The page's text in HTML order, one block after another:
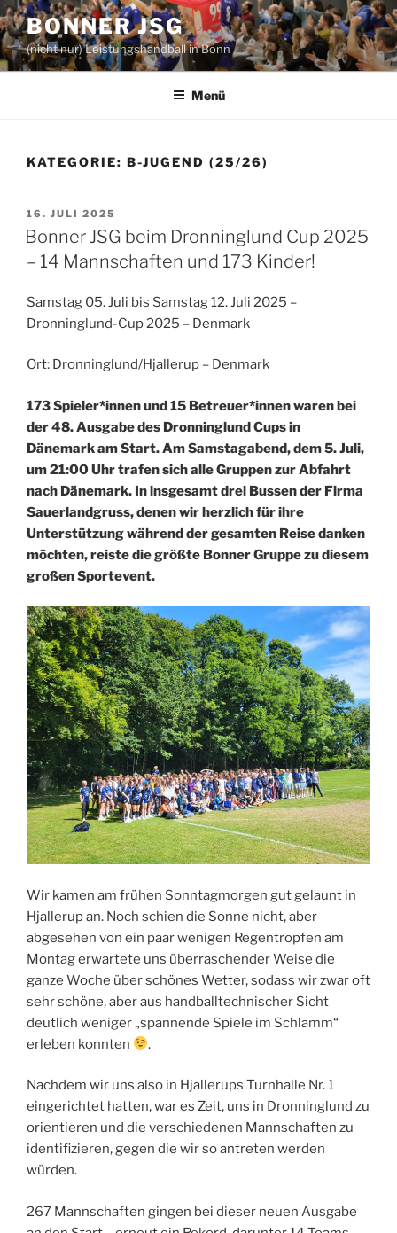
Zum
Inhalt
springen
BONNER JSG
(nicht nur) Leistungshandball in Bonn
Menü
KATEGORIE: B-JUGEND (25/26)
VERÖFFENTLICHT
AM
16. JULI 2025
Bonner JSG beim Dronninglund Cup 2025
– 14 Mannschaften und 173 Kinder!
Samstag 05. Juli bis Samstag 12. Juli 2025 –
Dronninglund-Cup 2025 – Denmark
Ort: Dronninglund/Hjallerup – Denmark
173 Spieler*innen und 15 Betreuer*innen waren bei
der 48. Ausgabe des Dronninglund Cups in
Dänemark am Start. Am Samstagabend, dem 5. Juli,
um 21:00 Uhr trafen sich alle Gruppen zur Abfahrt
nach Dänemark. In insgesamt drei Bussen der Firma
Sauerlandgruss, denen wir herzlich für ihre
Unterstützung während der gesamten Reise danken
möchten, reiste die größte Bonner Gruppe zu diesem
großen Sportevent.
Wir kamen am frühen Sonntagmorgen gut gelaunt in
Hjallerup an. Noch schien die Sonne nicht, aber
abgesehen von ein paar wenigen Regentropfen am
Montag erwartete uns überraschender Weise die
ganze Woche über schönes Wetter, sodass wir zwar oft
sehr schöne, aber aus handballtechnischer Sicht
deutlich weniger „spannende Spiele im Schlamm“
erleben konnten
.
Nachdem wir uns also in Hjallerups Turnhalle Nr. 1
eingerichtet hatten, war es Zeit, uns in Dronninglund zu
orientieren und die verschiedenen Mannschaften zu
identifizieren, gegen die wir so antreten werden
würden.
267 Mannschaften gingen bei dieser neuen Ausgabe